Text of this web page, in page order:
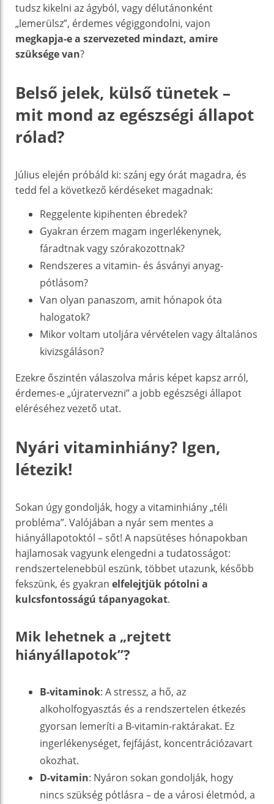
tudsz kikelni az ágyból, vagy délutánonként
„lemerülsz”, érdemes végiggondolni, vajon
megkapja-e a szervezeted mindazt, amire
szüksége van?
Belső jelek, külső tünetek –
mit mond az egészségi állapot
rólad?
Július elején próbáld ki: szánj egy órát magadra, és
tedd fel a következő kérdéseket magadnak:
Reggelente kipihenten ébredek?
Gyakran érzem magam ingerlékenynek,
fáradtnak vagy szórakozottnak?
Rendszeres a vitamin- és ásványi anyag-
pótlásom?
Van olyan panaszom, amit hónapok óta
halogatok?
Mikor voltam utoljára vérvételen vagy általános
kivizsgáláson?
Ezekre őszintén válaszolva máris képet kapsz arról,
érdemes-e „újratervezni” a jobb egészségi állapot
eléréséhez vezető utat.
Nyári vitaminhiány? Igen,
létezik!
Sokan úgy gondolják, hogy a vitaminhiány „téli
probléma”. Valójában a nyár sem mentes a
hiányállapotoktól – sőt! A napsütéses hónapokban
hajlamosak vagyunk elengedni a tudatosságot:
rendszertelenebbül eszünk, többet utazunk, később
fekszünk, és gyakran elfelejtjük pótolni a
kulcsfontosságú tápanyagokat.
Mik lehetnek a „rejtett
hiányállapotok”?
B-vitaminok: A stressz, a hő, az
alkoholfogyasztás és a rendszertelen étkezés
gyorsan lemeríti a B-vitamin-raktárakat. Ez
ingerlékenységet, fejfájást, koncentrációzavart
okozhat.
D-vitamin: Nyáron sokan gondolják, hogy
nincs szükség pótlásra – de a városi életmód, a